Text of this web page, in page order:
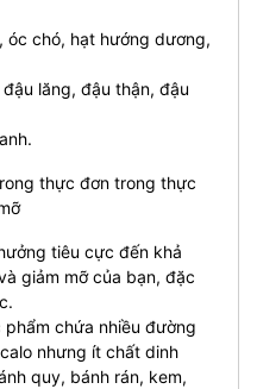
óc chó, hạt hướng dương,
lăng, đậu thận, đậu
thực đơn trong thực
tiêu cực đến khả
giảm mỡ của bạn, đặc
chứa nhiều đường
nhưng ít chất dinh
quy, bánh rán, kem,